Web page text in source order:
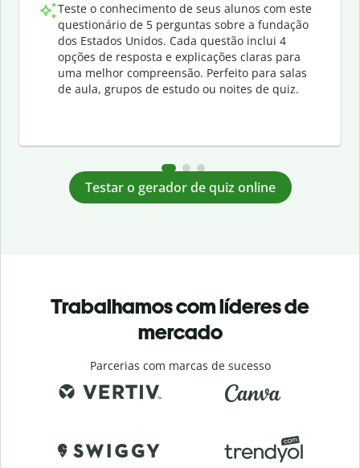
Teste o conhecimento de seus alunos com este
questionário de 5 perguntas sobre a fundação
dos Estados Unidos. Cada questão inclui 4
opções de resposta e explicações claras para
uma melhor compreensão. Perfeito para salas
de aula, grupos de estudo ou noites de quiz.
Testar o gerador de quiz online
Trabalhamos com líderes de
mercado
Parcerias com marcas de sucesso